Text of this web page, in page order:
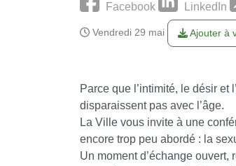
Facebook LinkedIn
Vendredi 29 mai Ajouter à
Parce que l’intimité, le désir et
disparaissent pas avec l’âge.
La Ville vous invite à une
encore trop peu abordé : la
Un moment d’échange ouvert,